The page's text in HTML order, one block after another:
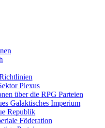
Plexus
über die RPG Parteien
Galaktisches Imperium
Republik
Föderation